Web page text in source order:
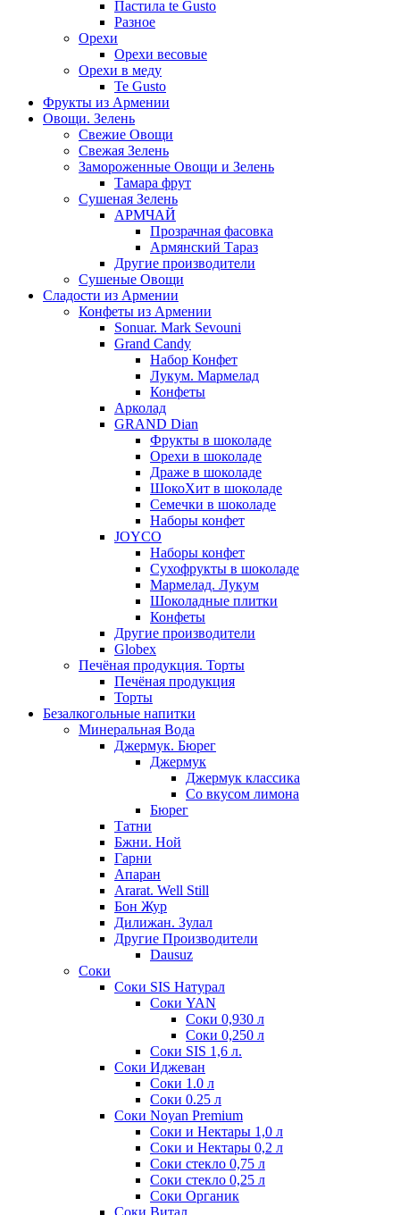
Пастила te Gusto
Разное
Орехи
Орехи весовые
Орехи в меду
Te Gusto
Фрукты из Армении
Овощи. Зелень
Свежие Овощи
Свежая Зелень
Замороженные Овощи и Зелень
Тамара фрут
Сушеная Зелень
АРМЧАЙ
Прозрачная фасовка
Армянский Тараз
Другие производители
Сушеные Овощи
Сладости из Армении
Конфеты из Армении
Sonuar. Mark Sevouni
Grand Candy
Набор Конфет
Лукум. Мармелад
Конфеты
Арколад
GRAND Dian
Фрукты в шоколаде
Орехи в шоколаде
Драже в шоколаде
ШокоХит в шоколаде
Семечки в шоколаде
Наборы конфет
JOYCO
Наборы конфет
Сухофрукты в шоколаде
Мармелад. Лукум
Шоколадные плитки
Конфеты
Другие производители
Globex
Печёная продукция. Торты
Печёная продукция
Торты
Безалкогольные напитки
Минеральная Вода
Джермук. Бюрег
Джермук
Джермук классика
Со вкусом лимона
Бюрег
Татни
Бжни. Ной
Гарни
Апаран
Ararat. Well Still
Бон Жур
Дилижан. Зулал
Другие Производители
Dausuz
Соки
Соки SIS Натурал
Соки YAN
Соки 0,930 л
Соки 0,250 л
Соки SIS 1,6 л.
Соки Иджеван
Соки 1.0 л
Соки 0.25 л
Соки Noyan Premium
Соки и Нектары 1,0 л
Соки и Нектары 0,2 л
Соки стекло 0,75 л
Соки стекло 0,25 л
Соки Органик
Соки Витал